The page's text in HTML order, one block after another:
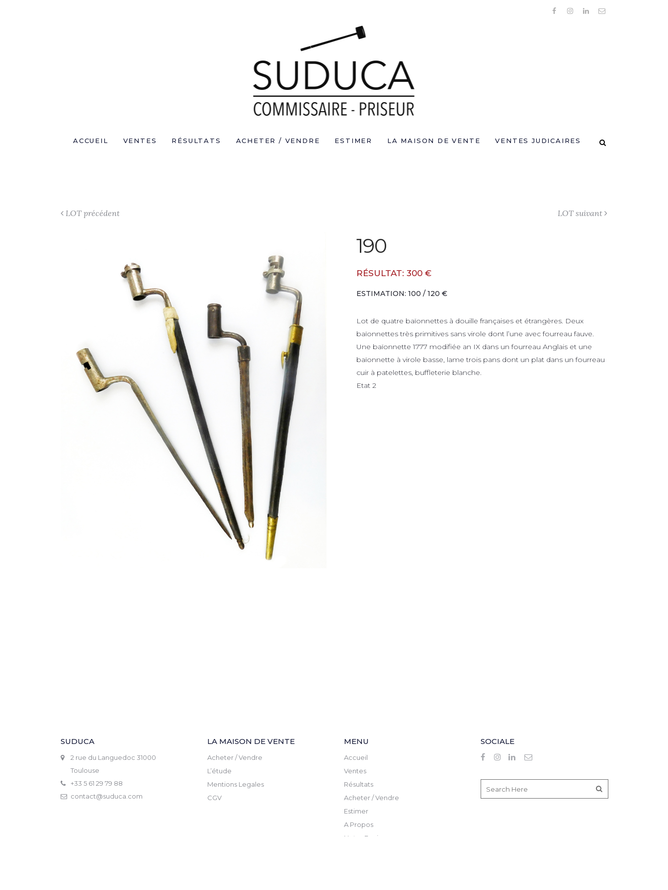
ACCUEIL VENTES RÉSULTATS ACHETER / VENDRE ESTIMER LA MAISON DE VENTE VENTES JUDICAIRES
LOT précédent LOT suivant
190
RÉSULTAT: 300 €
ESTIMATION: 100 / 120 €
Lot de quatre baïonnettes à douille françaises et étrangères. Deux
baïonnettes très primitives sans virole dont l’une avec fourreau fauve.
Une baïonnette 1777 modifiée an IX dans un fourreau Anglais et une
baïonnette à virole basse, lame trois pans dont un plat dans un fourreau
cuir à patelettes, buffleterie blanche.
Etat 2
SUDUCA
2 rue du Languedoc 31000
Toulouse
+33 5 61 29 79 88
contact@suduca.com
LA MAISON DE VENTE
Acheter / Vendre
L’étude
Mentions Legales
CGV
MENU
Accueil
Ventes
Résultats
Acheter / Vendre
Estimer
A Propos
Notre Equipe
SOCIALE